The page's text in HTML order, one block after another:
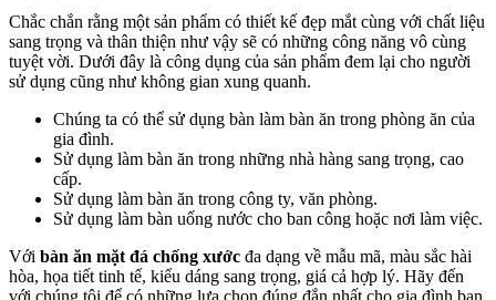
Chắc chắn rằng một sản phẩm có thiết kế đẹp mắt cùng với chất liệu
sang trọng và thân thiện như vậy sẽ có những công năng vô cùng
tuyệt vời. Dưới đây là công dụng của sản phẩm đem lại cho người
sử dụng cũng như không gian xung quanh.
Chúng ta có thể sử dụng bàn làm bàn ăn trong phòng ăn của
gia đình.
Sử dụng làm bàn ăn trong những nhà hàng sang trọng, cao
cấp.
Sử dụng làm bàn ăn trong công ty, văn phòng.
Sử dụng làm bàn uống nước cho ban công hoặc nơi làm việc.
Với bàn ăn mặt đá chống xước đa dạng về mẫu mã, màu sắc hài
hòa, họa tiết tinh tế, kiểu dáng sang trọng, giá cả hợp lý. Hãy đến
với chúng tôi để có những lựa chọn đúng đắn nhất cho gia đình bạn.